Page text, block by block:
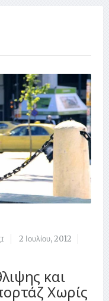
2 Ιουλίου, 2012
και
Χωρίς